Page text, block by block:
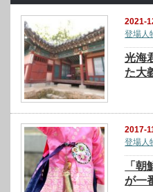
2021-
登場人
光海
た大
2017-
登場人
「
が一